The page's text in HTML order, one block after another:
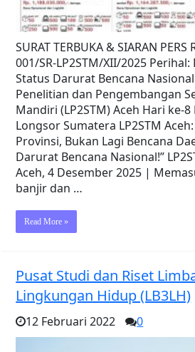
SURAT TERBUKA & SIARAN
001/SR-LP2STM/XII/2025
Status Darurat Bencana
Penelitian dan Pengembangan
Mandiri (LP2STM) Aceh Hari ke-
Longsor Sumatera LP2STM
Provinsi, Bukan Lagi Bencana
Darurat Bencana Nasional!”
Aceh, 4 Desember 2025 |
banjir dan …
Read More »
Pusat Studi dan Riset
Lingkungan Hidup (LB3LH)
12 Februari 2022 0